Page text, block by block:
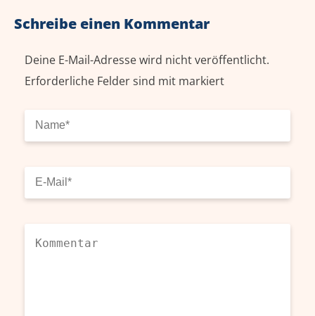
Schreibe einen Kommentar
Deine E-Mail-Adresse wird nicht veröffentlicht.
Erforderliche Felder sind mit markiert